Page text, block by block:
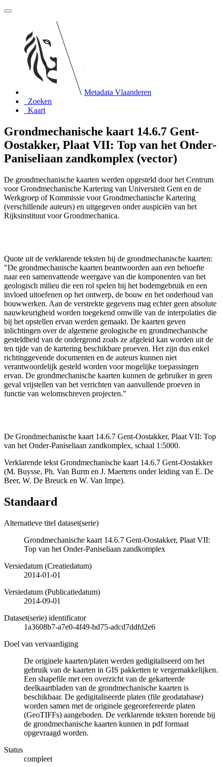
Metadata Vlaanderen
Zoeken
Kaart
Grondmechanische kaart 14.6.7 Gent-
Oostakker, Plaat VII: Top van het Onder-
Paniseliaan zandkomplex (vector)
De grondmechanische kaarten werden opgesteld door het Centrum
voor Grondmechanische Kartering van Universiteit Gent en de
Werkgroep of Kommissie voor Grondmechanische Kartering
(verschillende auteurs) en uitgegeven onder auspiciën van het
Rijksinstituut voor Grondmechanica.
Quote uit de verklarende teksten bij de grondmechanische kaarten:
"De grondmechanische kaarten beantwoorden aan een behoefte
naar een samenvattende weergave van die komponenten van het
geologisch milieu die een rol spelen bij het bodemgebruik en een
invloed uitoefenen op het ontwerp, de bouw en het onderhoud van
bouwwerken. Aan de verstrekte gegevens mag echter geen absolute
nauwkeurigheid worden toegekend omwille van de interpolaties die
bij het opstellen ervan werden gemaakt. De kaarten geven
inlichtingen over de algemene geologische en grondmechanische
gesteldheid van de ondergrond zoals ze afgeleid kan worden uit de
ten tijde van de kartering beschikbare proeven. Het zijn dus enkel
richtinggevende documenten en de auteurs kunnen niet
verantwoordelijk gesteld worden voor mogelijke toepassingen
ervan. De grondmechanische kaarten kunnen de gebruiker in geen
geval vrijstellen van het verrichten van aanvullende proeven in
functie van welomschreven projecten."
De Grondmechanische kaart 14.6.7 Gent-Oostakker, Plaat VII: Top
van het Onder-Paniseliaan zandkomplex, schaal 1:5000.
Verklarende tekst Grondmechanische kaart 14.6.7 Gent-Oostakker
(M. Buysse, Ph. Van Burm en J. Maertens onder leiding van E. De
Beer, W. De Breuck en W. Van Impe).
Standaard
Alternatieve titel dataset(serie)
Grondmechanische kaart 14.6.7 Gent-Oostakker, Plaat VII:
Top van het Onder-Paniseliaan zandkomplex
Versiedatum (Creatiedatum)
2014-01-01
Versiedatum (Publicatiedatum)
2014-09-01
Dataset(serie) identificator
1a3608b7-a7e0-4f49-bd75-adcd7ddfd2e6
Doel van vervaardiging
De originele kaarten/platen werden gedigitaliseerd om het
gebruik van de kaarten in GIS pakketten te vergemakkelijken.
Een shapefile met een overzicht van de gekarteerde
deelkaartbladen van de grondmechanische kaarten is
beschikbaar. De gedigitaliseerde platen (file geodatabase)
worden samen met de originele gegeorefereerde platen
(GeoTIFFs) aangeboden. De verklarende teksten horende bij
de grondmechanische kaarten kunnen in pdf formaat
opgevraagd worden.
Status
compleet